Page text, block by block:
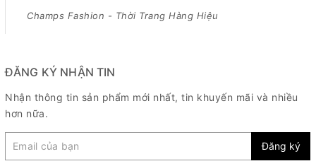
Champs Fashion - Thời Trang Hàng Hiệu
ĐĂNG KÝ NHẬN TIN
Nhận thông tin sản phẩm mới nhất, tin khuyến mãi và nhiều
hơn nữa.
Đăng ký